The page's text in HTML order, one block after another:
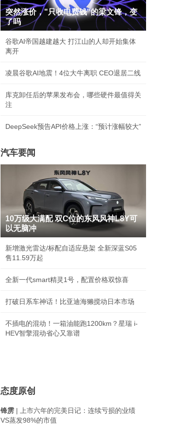
突然涨价，"只收电费钱"的梁文锋，变
了吗
谷歌AI帝国越建越大 打江山的人却开始集体
离开
凌晨谷歌AI地震！4位大牛离职 CEO退居二线
库克卸任后的苹果发布会，哪些硬件最值得关
注
DeepSeek预告API价格上涨：“预计涨幅较大”
汽车要闻
10万级大满配 双C位的东风风神L8Y可
以无脑冲
新增激光雷达/标配自适应悬架 全新深蓝S05
售11.59万起
全新一代smart精灵1号，配置价格双惊喜
打破日系车神话！比亚迪海獭搅动日本市场
不插电的混动！一箱油能跑1200km？星瑞 i-
HEV智擎混动省心又靠谱
态度原创
锋雳 | 上市六年的完美日记：连续亏损的业绩
VS蒸发98%的市值